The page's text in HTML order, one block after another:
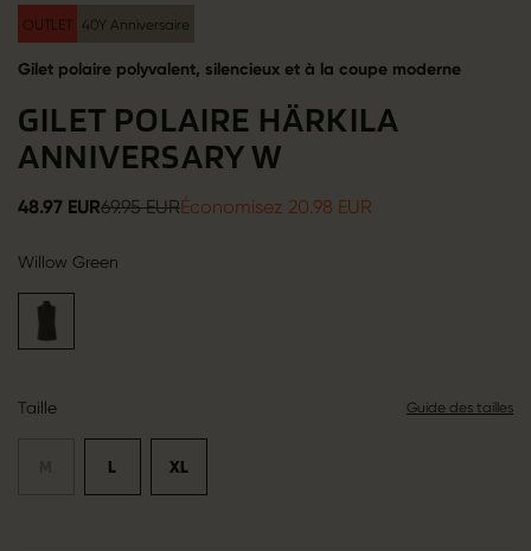
OUTLET 40Y Anniversaire
Gilet polaire polyvalent, silencieux et à la coupe moderne
GILET POLAIRE HÄRKILA
ANNIVERSARY W
48.97 EUR69.95 EURÉconomisez 20.98 EUR
Willow Green
Taille Guide des tailles
L XL